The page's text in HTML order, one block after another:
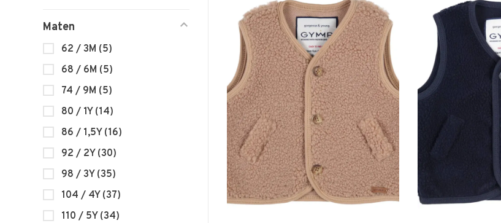
Maten
62 / 3M (5)
68 / 6M (5)
74 / 9M (5)
80 / 1Y (14)
86 / 1,5Y (16)
92 / 2Y (30)
98 / 3Y (35)
104 / 4Y (37)
110 / 5Y (34)